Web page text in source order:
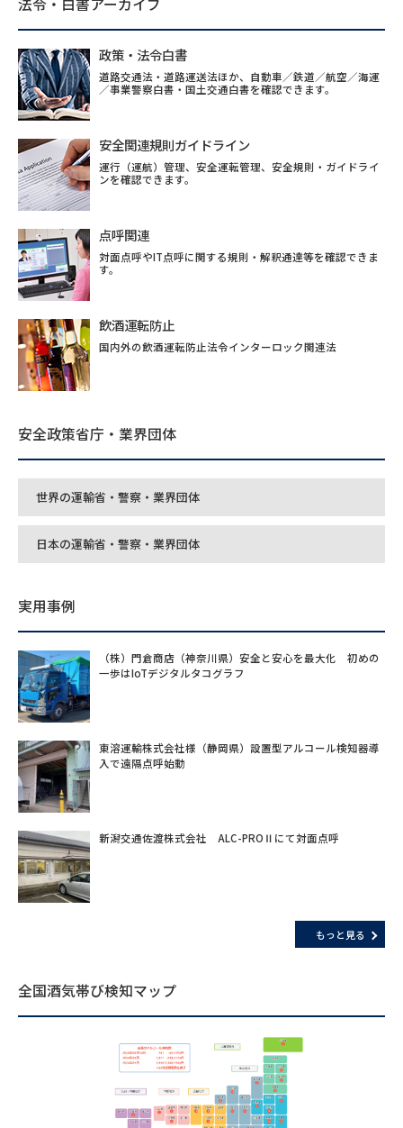
法令・白書アーカイブ
政策・法令白書
道路交通法・道路運送法ほか、自動車／鉄道／航空／海運
／事業警察白書・国土交通白書を確認できます。
安全関連規則ガイドライン
運行（運航）管理、安全運転管理、安全規則・ガイドライ
ンを確認できます。
点呼関連
対面点呼やIT点呼に関する規則・解釈通達等を確認できま
す。
飲酒運転防止
国内外の飲酒運転防止法令インターロック関連法
安全政策省庁・業界団体
世界の運輸省・警察・業界団体
日本の運輸省・警察・業界団体
実用事例
（株）門倉商店（神奈川県）安全と安心を最大化 初めの
一歩はIoTデジタルタコグラフ
東溶運輸株式会社様（静岡県）設置型アルコール検知器導
入で遠隔点呼始動
新潟交通佐渡株式会社 ALC-PROⅡにて対面点呼
もっと見る
全国酒気帯び検知マップ